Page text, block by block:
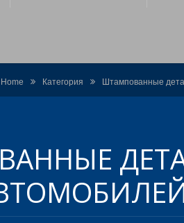
Home Категория Штампованные